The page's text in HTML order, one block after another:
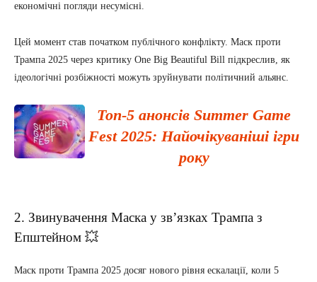
економічні погляди несумісні.
Цей момент став початком публічного конфлікту. Маск проти
Трампа 2025 через критику One Big Beautiful Bill підкреслив, як
ідеологічні розбіжності можуть зруйнувати політичний альянс.
Топ-5 анонсів Summer Game
Fest 2025: Найочікуваніші ігри
року
2. Звинувачення Маска у зв’язках Трампа з
Епштейном 💥
Маск проти Трампа 2025 досяг нового рівня ескалації, коли 5